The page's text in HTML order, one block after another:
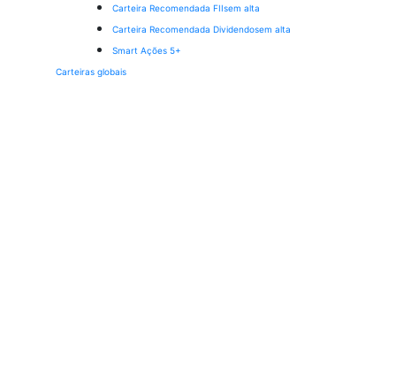
Carteira Recomendada FIIsem alta
Carteira Recomendada Dividendosem alta
Smart Ações 5+
Carteiras globais